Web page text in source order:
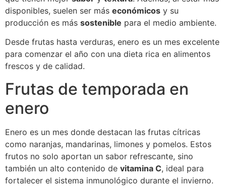
disponibles, suelen ser más económicos y su
producción es más sostenible para el medio ambiente.
Desde frutas hasta verduras, enero es un mes excelente
para comenzar el año con una dieta rica en alimentos
frescos y de calidad.
Frutas de temporada en
enero
Enero es un mes donde destacan las frutas cítricas
como naranjas, mandarinas, limones y pomelos. Estos
frutos no solo aportan un sabor refrescante, sino
también un alto contenido de vitamina C, ideal para
fortalecer el sistema inmunológico durante el invierno.